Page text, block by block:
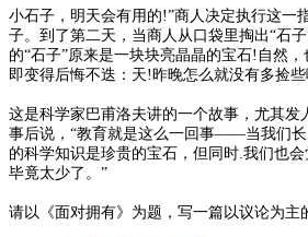
小石子，明天会有用的!”商人决定执行这一
子。到了第二天，当商人从口袋里掏出“石
的“石子”原来是一块块亮晶晶的宝石!自然
即变得后悔不迭：天!昨晚怎么就没有多捡些
这是科学家巴甫洛夫讲的一个故事，尤其发
事后说，“教育就是这么一回事——当我们
的科学知识是珍贵的宝石，但同时.我们也
毕竟太少了。”
请以《面对拥有》为题，写一篇以议论为主